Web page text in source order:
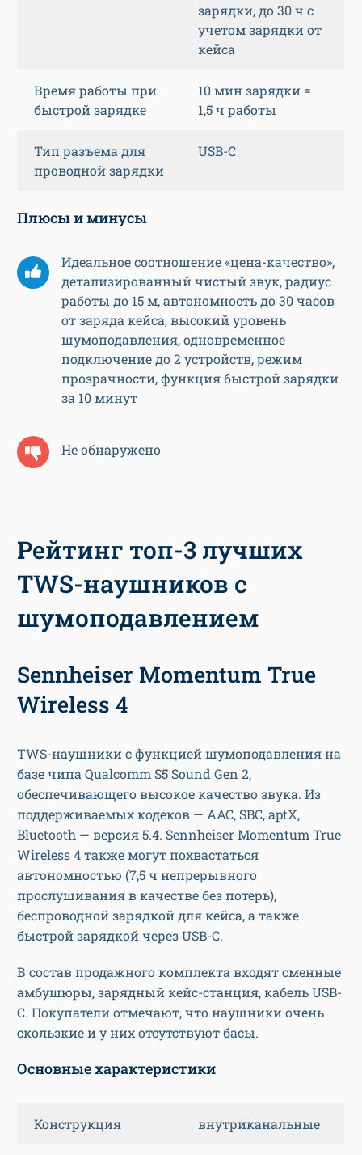
зарядки, до 30 ч с
учетом зарядки от
кейса
Время работы при
быстрой зарядке
10 мин зарядки =
1,5 ч работы
Тип разъема для
проводной зарядки
USB-C
Плюсы и минусы
Идеальное соотношение «цена-качество»,
детализированный чистый звук, радиус
работы до 15 м, автономность до 30 часов
от заряда кейса, высокий уровень
шумоподавления, одновременное
подключение до 2 устройств, режим
прозрачности, функция быстрой зарядки
за 10 минут
Не обнаружено
Рейтинг топ-3 лучших
TWS-наушников с
шумоподавлением
Sennheiser Momentum True
Wireless 4
TWS-наушники с функцией шумоподавления на
базе чипа Qualcomm S5 Sound Gen 2,
обеспечивающего высокое качество звука. Из
поддерживаемых кодеков — AAC, SBC, aptX,
Bluetooth — версия 5.4. Sennheiser Momentum True
Wireless 4 также могут похвастаться
автономностью (7,5 ч непрерывного
прослушивания в качестве без потерь),
беспроводной зарядкой для кейса, а также
быстрой зарядкой через USB-C.
В состав продажного комплекта входят сменные
амбушюры, зарядный кейс-станция, кабель USB-
С. Покупатели отмечают, что наушники очень
скользкие и у них отсутствуют басы.
Основные характеристики
Конструкция внутриканальные